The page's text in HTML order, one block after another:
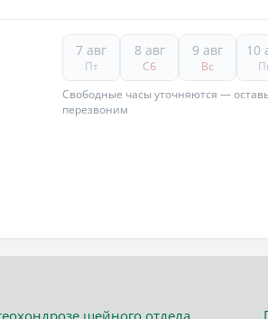
7 авг
Пт
8 авг
Сб
9 авг
Вс
10
Свободные часы уточняются —
перезвоним
шейного отдела